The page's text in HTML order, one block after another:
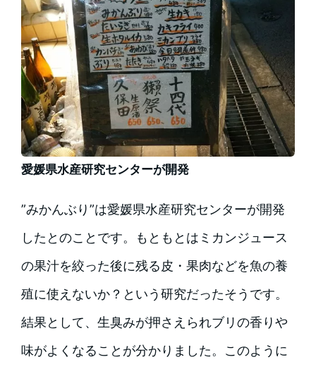
愛媛県水産研究センターが開発
”みかんぶり”は愛媛県水産研究センターが開発
したとのことです。もともとはミカンジュース
の果汁を絞った後に残る皮・果肉などを魚の養
殖に使えないか？という研究だったそうです。
結果として、生臭みが押さえられブリの香りや
味がよくなることが分かりました。このように